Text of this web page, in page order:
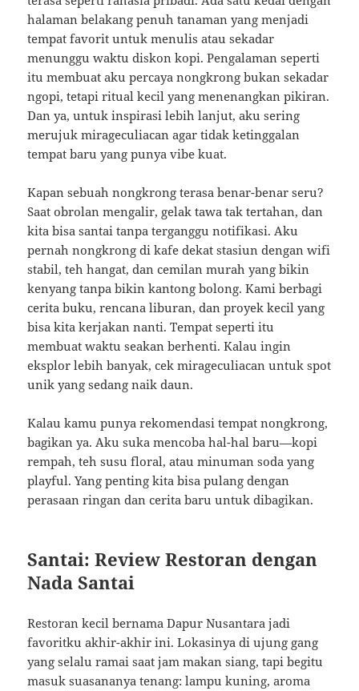
halaman belakang penuh tanaman yang menjadi
tempat favorit untuk menulis atau sekadar
menunggu waktu diskon kopi. Pengalaman seperti
itu membuat aku percaya nongkrong bukan sekadar
ngopi, tetapi ritual kecil yang menenangkan pikiran.
Dan ya, untuk inspirasi lebih lanjut, aku sering
merujuk mirageculiacan agar tidak ketinggalan
tempat baru yang punya vibe kuat.
Kapan sebuah nongkrong terasa benar-benar seru?
Saat obrolan mengalir, gelak tawa tak tertahan, dan
kita bisa santai tanpa terganggu notifikasi. Aku
pernah nongkrong di kafe dekat stasiun dengan wifi
stabil, teh hangat, dan cemilan murah yang bikin
kenyang tanpa bikin kantong bolong. Kami berbagi
cerita buku, rencana liburan, dan proyek kecil yang
bisa kita kerjakan nanti. Tempat seperti itu
membuat waktu seakan berhenti. Kalau ingin
eksplor lebih banyak, cek mirageculiacan untuk spot
unik yang sedang naik daun.
Kalau kamu punya rekomendasi tempat nongkrong,
bagikan ya. Aku suka mencoba hal-hal baru—kopi
rempah, teh susu floral, atau minuman soda yang
playful. Yang penting kita bisa pulang dengan
perasaan ringan dan cerita baru untuk dibagikan.
Santai: Review Restoran dengan
Nada Santai
Restoran kecil bernama Dapur Nusantara jadi
favoritku akhir-akhir ini. Lokasinya di ujung gang
yang selalu ramai saat jam makan siang, tapi begitu
masuk suasananya tenang: lampu kuning, aroma